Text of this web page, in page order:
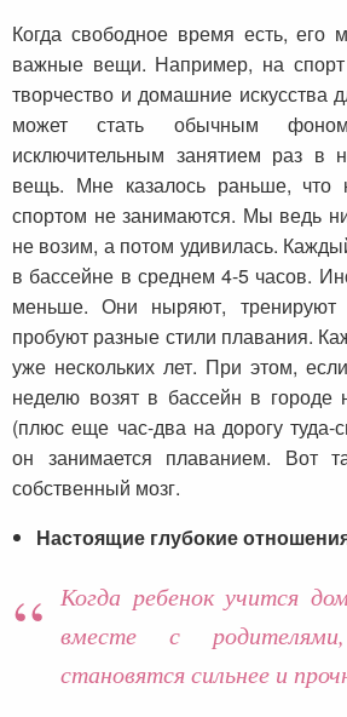
Когда свободное время есть, его
важные вещи. Например, на
творчество и домашние искусства
может стать обычным
исключительным занятием раз в
вещь. Мне казалось раньше, что
спортом не занимаются. Мы ведь
не возим, а потом удивилась.
в бассейне в среднем 4-5 часов.
меньше. Они ныряют, тренируют
пробуют разные стили плавания.
уже нескольких лет. При этом,
неделю возят в бассейн в городе
(плюс еще час-два на дорогу туда-
он занимается плаванием. Вот
собственный мозг.
Настоящие глубокие
Когда ребенок учится
вместе с
становятся сильнее и